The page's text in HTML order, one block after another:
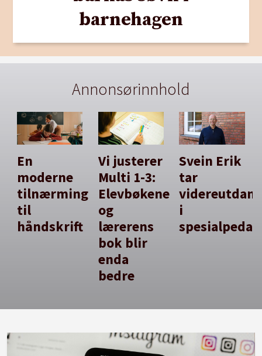
barnehagen
Annonsørinnhold
En
moderne
tilnærming
til
håndskrift
Vi justerer
Multi 1-3:
Elevbøkene
og
lærerens
bok blir
enda
bedre
Svein Erik
tar
i